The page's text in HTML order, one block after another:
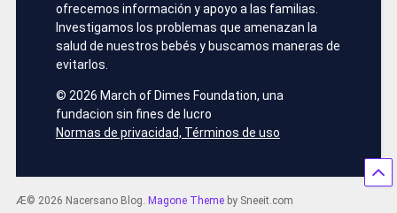
ofrecemos información y apoyo a las familias.
Investigamos los problemas que amenazan la
salud de nuestros bebés y buscamos maneras de
evitarlos.
© 2026 March of Dimes Foundation, una
fundacion sin fines de lucro
Normas de privacidad, Términos de uso
Æ© 2026 Nacersano Blog. Magone Themeby Sneeit.com